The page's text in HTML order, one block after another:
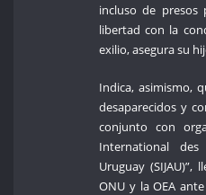
incluso de presos
libertad con la
exilio, asegura su
Indica, asimismo,
desaparecidos y
conjunto con
International des
Uruguay
ONU y la OEA